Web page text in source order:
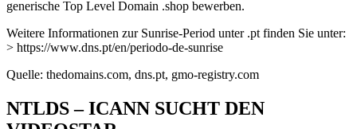
generische Top Level Domain .shop bewerben.
Weitere Informationen zur Sunrise-Period unter .pt finden Sie unter:
> https://www.dns.pt/en/periodo-de-sunrise
Quelle: thedomains.com, dns.pt, gmo-registry.com
NTLDS – ICANN SUCHT DEN